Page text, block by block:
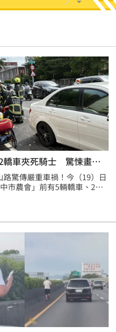
轎車夾死騎士 驚悚畫面
驚傳嚴重車禍！今（19）日
市農會」前有5輛轎車、2輛
男騎士一度受困車底，當場
救出並送醫搶救。另外，現場
分別為32歲女子、36歲女子
細事故發生原因，仍有待警